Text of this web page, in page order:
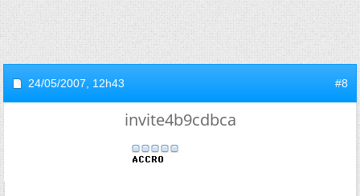
24/05/2007, 12h43 #8
invite4b9cdbca